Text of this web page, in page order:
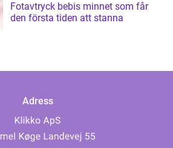
Fotavtryck bebis minnet som får
den första tiden att stanna
Adress